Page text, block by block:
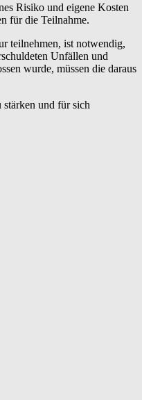
Risiko und eigene Kosten
für die Teilnahme.
teilnehmen, ist notwendig,
Unfällen und
wurde, müssen die daraus
und für sich